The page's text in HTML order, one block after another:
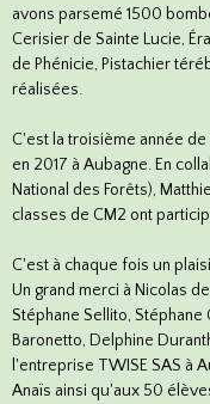
avons parsemé 1500
Cerisier de Sainte Lucie,
de Phénicie, Pistachier
réalisées.
C'est la troisième année
en 2017 à Aubagne. En
National des Forêts),
classes de CM2 ont
C'est à chaque fois un
Un grand merci à Nicolas
Stéphane Sellito, Stéphane
Baronetto, Delphine
l'entreprise TWISE SAS à
Anaïs ainsi qu'aux 50